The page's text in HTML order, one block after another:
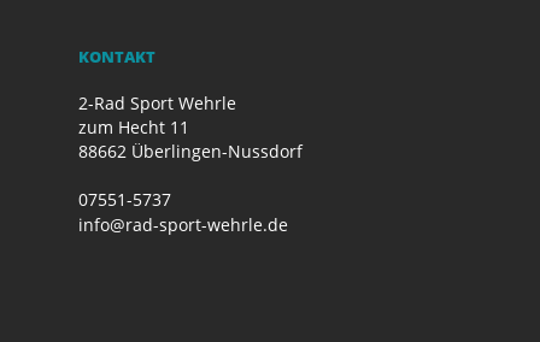
KONTAKT
2-Rad Sport Wehrle
zum Hecht 11
88662 Überlingen-Nussdorf
07551-5737
info@rad-sport-wehrle.de